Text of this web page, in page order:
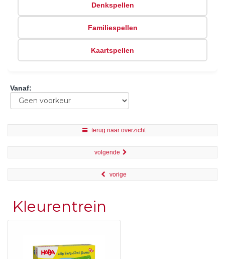
Denkspellen
Familiespellen
Kaartspellen
Vanaf:
terug naar overzicht
volgende
vorige
Kleurentrein